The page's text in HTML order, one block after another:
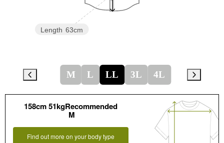
Length 63cm
M L LL 3L 4L
158cm 51kgRecommended
M
Find out more on your body type